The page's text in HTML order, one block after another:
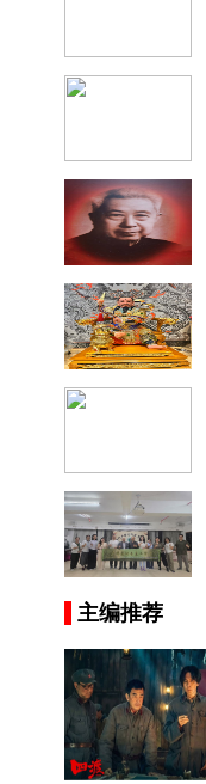
主编推荐